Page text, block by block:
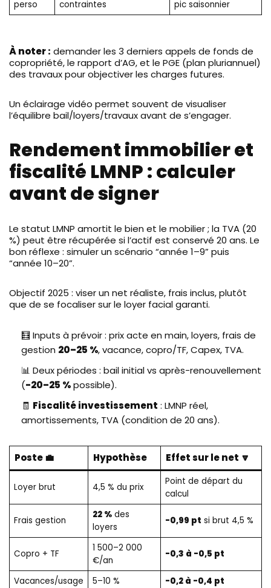
perso
contraintes
pic saisonnier
À noter : demander les 3 derniers appels de fonds de
copropriété, le rapport d’AG, et le PGE (plan pluriannuel)
des travaux pour objectiver les charges futures.
Un éclairage vidéo permet souvent de visualiser
l’équilibre bail/loyers/travaux avant de s’engager.
Rendement immobilier et
fiscalité LMNP : calculer
avant de signer
Le statut LMNP amortit le bien et le mobilier ; la TVA (20
%) peut être récupérée si l’actif est conservé 20 ans. Le
bon réflexe : simuler un scénario “année 1–9” puis
“année 10–20”.
Objectif 2025 : viser un net réaliste, frais inclus, plutôt
que de se focaliser sur le loyer facial garanti.
🧮 Inputs à prévoir : prix acte en main, loyers, frais de
gestion 20–25 %, vacance, copro/TF, Capex, TVA.
📊 Deux périodes : bail initial vs après-renouvellement
(-20–25 %possible).
🧾 Fiscalité investissement : LMNP réel,
amortissements, TVA (condition de 20 ans).
Poste 💼 Hypothèse Effet sur le net 🔽
Loyer brut 4,5 % du prix
Point de départ du
calcul
Frais gestion
22 %des
loyers
-0,99 pt si brut 4,5 %
Copro + TF
1 500–2 000
€/an
-0,3 à -0,5 pt
Vacances/usage 5–10 % -0,2 à -0,4 pt